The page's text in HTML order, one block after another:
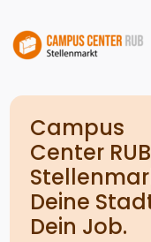
Campus
Center RUB
Deine
Dein Job.